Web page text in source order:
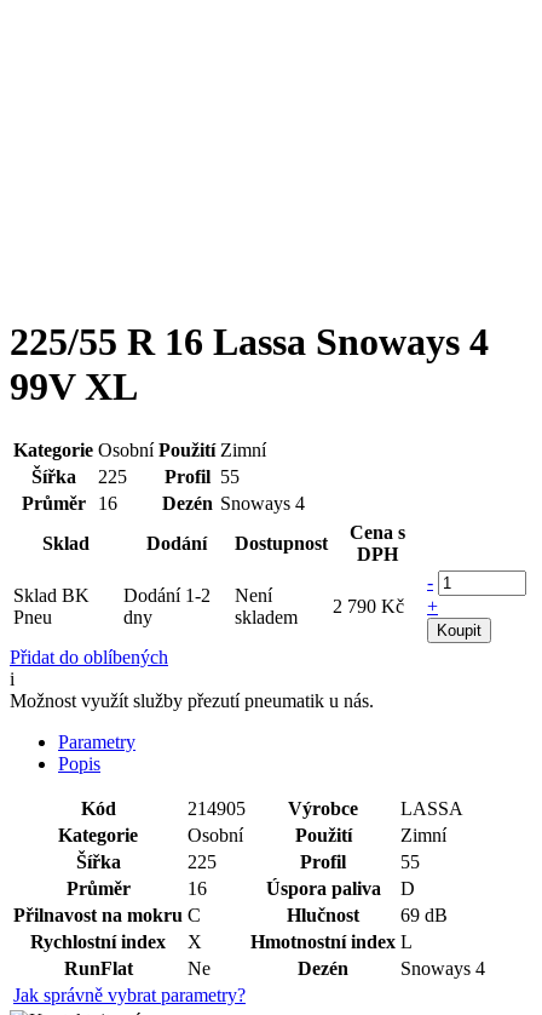
225/55 R 16 Lassa Snoways 4
99V XL
Kategorie Osobní Použití Zimní
Šířka
225 Profil 55
Průměr
16 Dezén Snoways 4
Sklad
Dodání Dostupnost
Cena s
DPH
Sklad BK
Pneu
Dodání 1-2
dny
Není
skladem
2 790 Kč
-
+
Koupit
Přidat do oblíbených
i
Možnost využít služby přezutí pneumatik u nás.
Parametry
Popis
Kód 214905 Výrobce
LASSA
Kategorie
Osobní Použití
Zimní
Šířka
225 Profil
55
Průměr
16 Úspora paliva
D
Přilnavost na mokru C Hlučnost
69 dB
Rychlostní index
X Hmotnostní index L
RunFlat
Ne Dezén
Snoways 4
Jak správně vybrat parametry?